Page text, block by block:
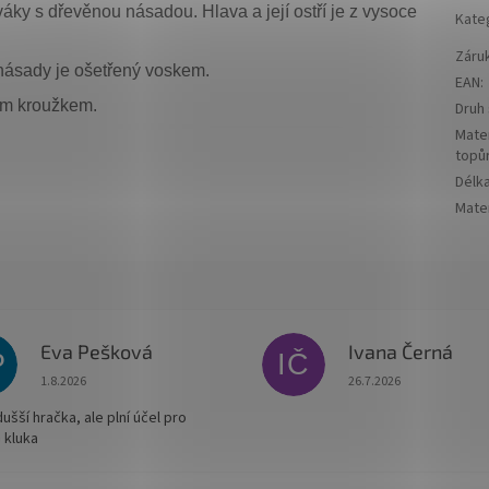
s dřevěnou násadou. Hlava a její ostří je z vysoce
je ošetřený voskem.
kroužkem.
EAN:
Délka
Eva Pešková
Hodnocení obchodu je 5 z 5 hvězdiček.
1.8.2026
hračka, ale plní účel pro
kluka
IČ Ivana Černá
Hodnocení obchodu
26.7.2026